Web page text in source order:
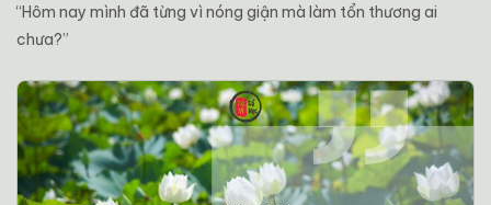
“Hôm nay mình đã từng vì nóng giận mà làm tổn thương ai
chưa?”